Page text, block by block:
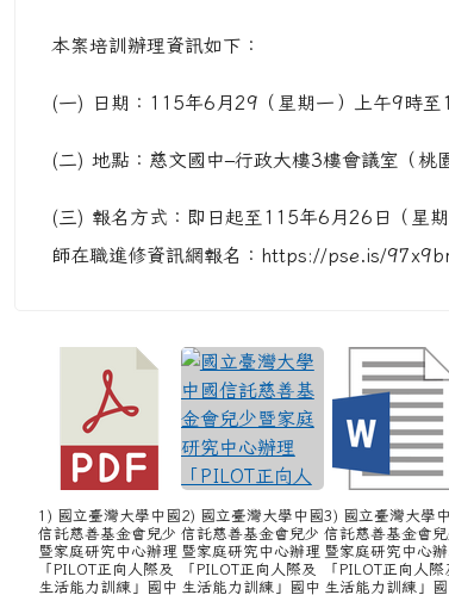
本案培訓辦理資訊如下：
(一) 日期：115年6月29（星期一）上午9時至
(二) 地點：慈文國中–行政大樓3樓會議室（桃
(三) 報名方式：即日起至115年6月26日（星
師在職進修資訊網報名：https://pse.is/
1) 國立臺灣大學中國
信託慈善基金會兒少
暨家庭研究中心辦理
「PILOT正向人際及
生活能力訓練」國中
2) 國立臺灣大學中國
信託慈善基金會兒少
暨家庭研究中心辦理
「PILOT正向人際及
生活能力訓練」國中
3) 國立臺灣大學
信託慈善基金會兒
暨家庭研究中心
「PILOT正向人際
生活能力訓練」